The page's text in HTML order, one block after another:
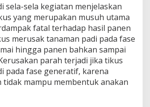
sela-sela kegiatan menjelaskan
yang merupakan musuh utama
fatal terhadap hasil panen
merusak tanaman padi pada fase
hingga panen bahkan sampai
parah terjadi jika tikus
pada fase generatif, karena
tidak mampu membentuk anakan